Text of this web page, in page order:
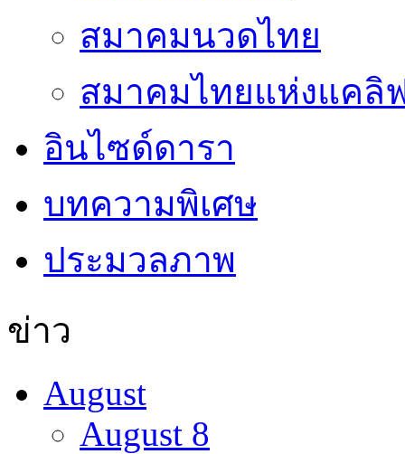
สมาคมนวดไทย
สมาคมไทยแห่งแคลิ
อินไซด์ดารา
บทความพิเศษ
ประมวลภาพ
ข่าว
August
August 8